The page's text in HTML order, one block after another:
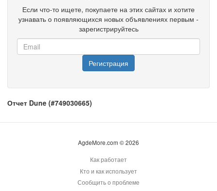
Если что-то ищете, покупаете на этих сайтах и хотите
узнавать о появляющихся новых объявлениях первым -
зарегистрируйтесь
Регистрация
Отчет Dune (#749030665)
AgdeMore.com © 2026
Как работает
Кто и как использует
Сообщить о проблеме